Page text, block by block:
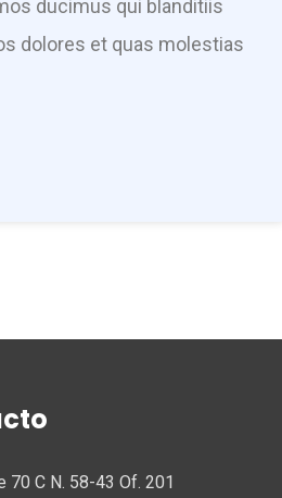
ducimus qui blanditiis
dolores et quas molestias
70 C N. 58-43 Of. 201